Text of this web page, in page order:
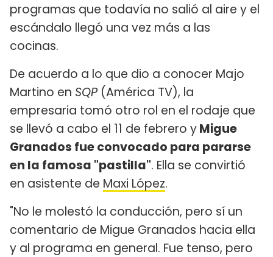
programas que todavía no salió al aire y el
escándalo llegó una vez más a las
cocinas.
De acuerdo a lo que dio a conocer Majo
Martino en SQP(América TV), la
empresaria tomó otro rol en el rodaje que
se llevó a cabo el 11 de febrero yMigue
Granados fue convocado para pararse
en la famosa "pastilla". Ella se convirtió
en asistente de Maxi López.
"No le molestó la conducción, pero sí un
comentario de Migue Granados hacia ella
y al programa en general. Fue tenso, pero